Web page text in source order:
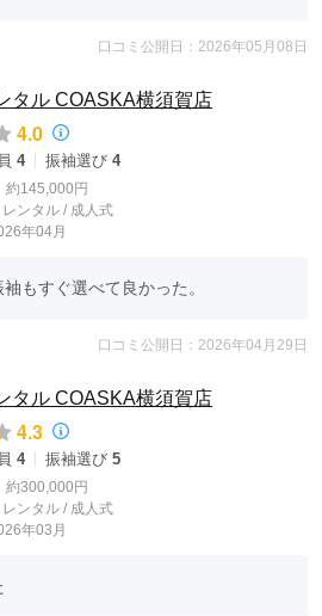
口コミ公開日：2026年05月08日
タル COASKA横須賀店
4.0
4 振袖選び 4
約145,000円
レンタル / 成人式
年04月
もすぐ選べて良かった。
口コミ公開日：2026年04月29日
タル COASKA横須賀店
4.3
4 振袖選び 5
約300,000円
レンタル / 成人式
年03月